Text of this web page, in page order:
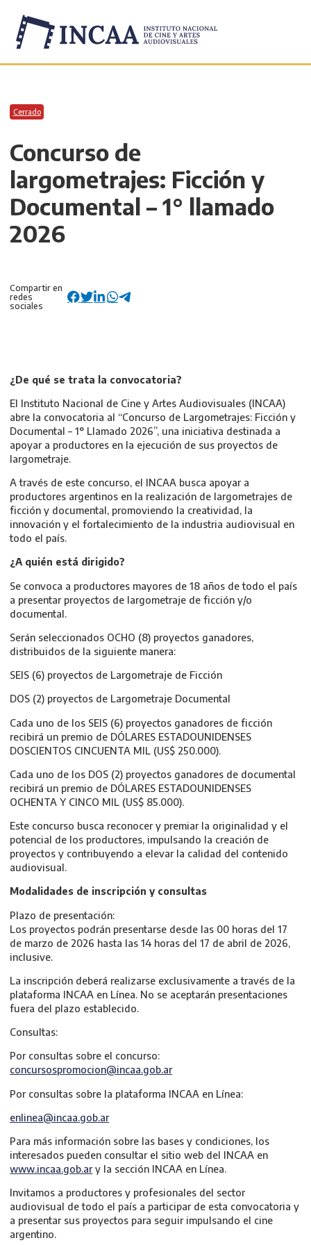
Cerrado
Concurso de
largometrajes: Ficción y
Documental – 1° llamado
2026
Compartir en
redes
sociales
¿De qué se trata la convocatoria?
El Instituto Nacional de Cine y Artes Audiovisuales (INCAA)
abre la convocatoria al “Concurso de Largometrajes: Ficción y
Documental – 1° Llamado 2026”, una iniciativa destinada a
apoyar a productores en la ejecución de sus proyectos de
largometraje.
A través de este concurso, el INCAA busca apoyar a
productores argentinos en la realización de largometrajes de
ficción y documental, promoviendo la creatividad, la
innovación y el fortalecimiento de la industria audiovisual en
todo el país.
¿A quién está dirigido?
Se convoca a productores mayores de 18 años de todo el país
a presentar proyectos de largometraje de ficción y/o
documental.
Serán seleccionados OCHO (8) proyectos ganadores,
distribuidos de la siguiente manera:
SEIS (6) proyectos de Largometraje de Ficción
DOS (2) proyectos de Largometraje Documental
Cada uno de los SEIS (6) proyectos ganadores de ficción
recibirá un premio de DÓLARES ESTADOUNIDENSES
DOSCIENTOS CINCUENTA MIL (US$ 250.000).
Cada uno de los DOS (2) proyectos ganadores de documental
recibirá un premio de DÓLARES ESTADOUNIDENSES
OCHENTA Y CINCO MIL (US$ 85.000).
Este concurso busca reconocer y premiar la originalidad y el
potencial de los productores, impulsando la creación de
proyectos y contribuyendo a elevar la calidad del contenido
audiovisual.
Modalidades de inscripción y consultas
Plazo de presentación:
Los proyectos podrán presentarse desde las 00 horas del 17
de marzo de 2026 hasta las 14 horas del 17 de abril de 2026,
inclusive.
La inscripción deberá realizarse exclusivamente a través de la
plataforma INCAA en Línea. No se aceptarán presentaciones
fuera del plazo establecido.
Consultas:
Por consultas sobre el concurso:
concursospromocion@incaa.gob.ar
Por consultas sobre la plataforma INCAA en Línea:
enlinea@incaa.gob.ar
Para más información sobre las bases y condiciones, los
interesados pueden consultar el sitio web del INCAA en
www.incaa.gob.ary la sección INCAA en Línea.
Invitamos a productores y profesionales del sector
audiovisual de todo el país a participar de esta convocatoria y
a presentar sus proyectos para seguir impulsando el cine
argentino.